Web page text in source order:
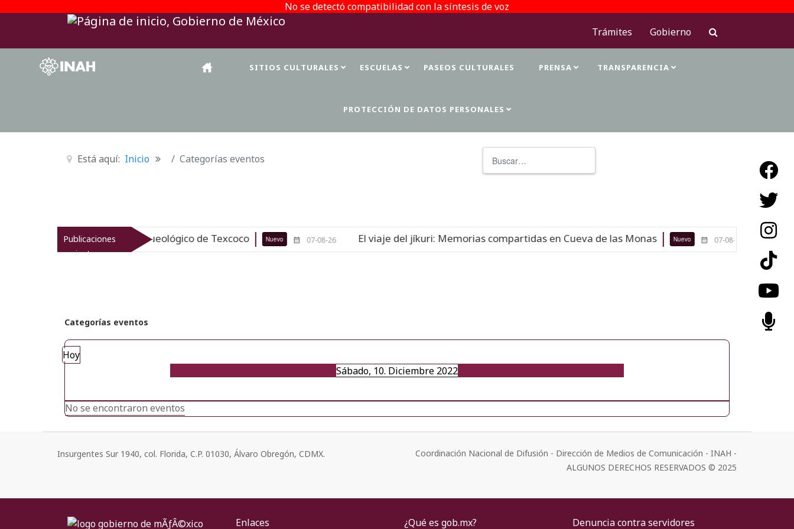
No se detectó compatibilidad con la síntesis de voz
Trámites
Gobierno
SITIOS CULTURALES ESCUELAS PASEOS CULTURALES PRENSA TRANSPARENCIA
PROTECCIÓN DE DATOS PERSONALES
Está aquí: Inicio Categorías eventos
Publicaciones
recientes
revitaliza el patrimonio arqueológico de Texcoco Nuevo 07-08-26 El viaje del jíkuri: Memorias compartidas en Cueva de las Monas Nuevo 07-08-26
Categorías eventos
Hoy
Sábado, 10. Diciembre 2022
No se encontraron eventos
Insurgentes Sur 1940, col. Florida, C.P. 01030, Álvaro Obregón, CDMX.
Coordinación Nacional de Difusión - Dirección de Medios de Comunicación - INAH -
ALGUNOS DERECHOS RESERVADOS © 2025
Enlaces ¿Qué es gob.mx?
Denuncia contra servidores